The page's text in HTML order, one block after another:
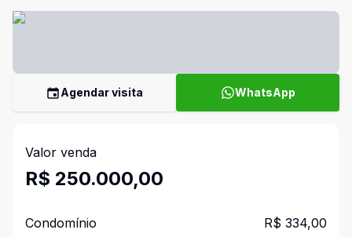
Agendar visita WhatsApp
Valor venda
R$ 250.000,00
Condomínio R$ 334,00